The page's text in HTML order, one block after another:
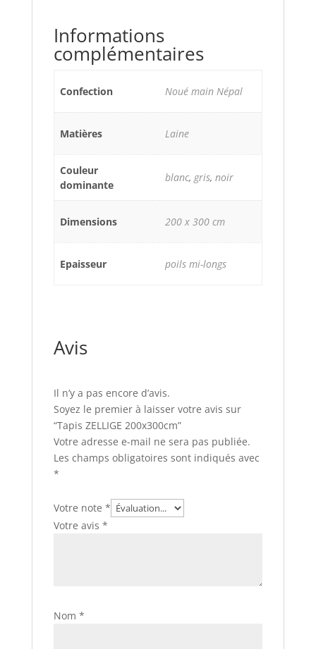
Informations
complémentaires
Confection Noué main Népal
Matières Laine
Couleur
dominante
blanc, gris, noir
Dimensions 200 x 300 cm
Epaisseur poils mi-longs
Avis
Il n’y a pas encore d’avis.
Soyez le premier à laisser votre avis sur
“Tapis ZELLIGE 200x300cm”
Votre adresse e-mail ne sera pas publiée.
Les champs obligatoires sont indiqués avec
*
Votre note *
Votre avis *
Nom *